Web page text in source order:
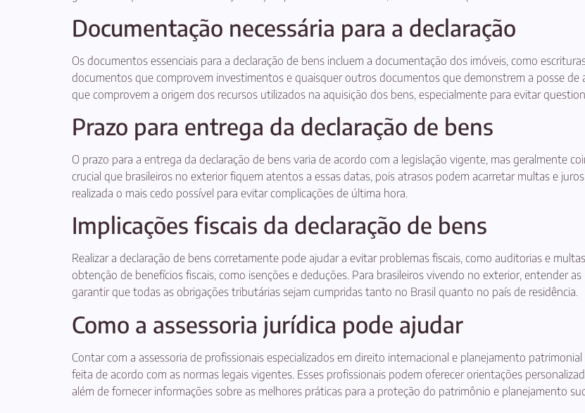
Documentação necessária para a declaração
Os documentos essenciais para a declaração de bens incluem a documentação dos imóveis, como
documentos que comprovem investimentos e quaisquer outros documentos que demonstrem a posse
que comprovem a origem dos recursos utilizados na aquisição dos bens, especialmente para evitar
Prazo para entrega da declaração de bens
O prazo para a entrega da declaração de bens varia de acordo com a legislação vigente, mas geralmente
crucial que brasileiros no exterior fiquem atentos a essas datas, pois atrasos podem acarretar multas e
realizada o mais cedo possível para evitar complicações de última hora.
Implicações fiscais da declaração de bens
Realizar a declaração de bens corretamente pode ajudar a evitar problemas fiscais, como auditorias e
obtenção de benefícios fiscais, como isenções e deduções. Para brasileiros vivendo no exterior, entender
garantir que todas as obrigações tributárias sejam cumpridas tanto no Brasil quanto no país de residência.
Como a assessoria jurídica pode ajudar
Contar com a assessoria de profissionais especializados em direito internacional e planejamento
feita de acordo com as normas legais vigentes. Esses profissionais podem oferecer orientações
além de fornecer informações sobre as melhores práticas para a proteção do patrimônio e planejamento